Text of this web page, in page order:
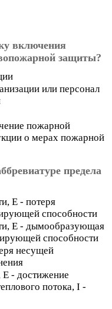
включения
защиты?
или персонал
пожарной
о мерах пожарной
предела
E - потеря
способности
E - дымообразующая
способности
несущей
- достижение
потока, I -